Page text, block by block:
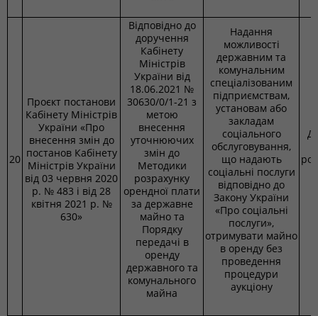
20
Проєкт постанови
Кабінету Міністрів
України «Про
внесення змін до
постанов Кабінету
Міністрів України
від 03 червня 2020
р. № 483 і від 28
квітня 2021 р. №
630»
Відповідно до
доручення
Кабінету
Міністрів
України від
18.06.2021 №
30630/0/1-21 з
метою
внесення
уточнюючих
змін до
Методики
розрахунку
орендної плати
за державне
майно та
Порядку
передачі в
оренду
державного та
комунального
майна
Надання
можливості
державним та
комунальним
спеціалізованим
підприємствам,
установам або
закладам
соціального
обслуговування,
що надають
соціальні послуги
відповідно до
Закону України
«Про соціальні
послуги»,
отримувати майно
в оренду без
проведення
процедури
аукціону